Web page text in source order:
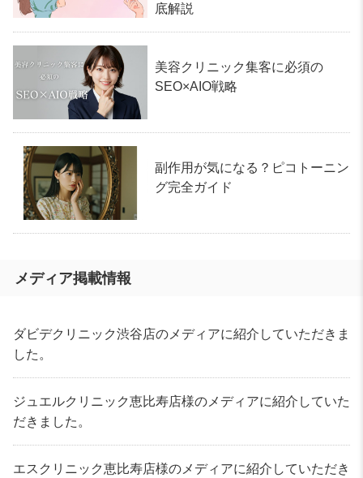
底解説
美容クリニック集客に必須の
SEO×AIO戦略
副作用が気になる？ピコトーニン
グ完全ガイド
メディア掲載情報
ダビデクリニック渋谷店のメディアに紹介していただきま
した。
ジュエルクリニック恵比寿店様のメディアに紹介していた
だきました。
エスクリニック恵比寿店様のメディアに紹介していただき